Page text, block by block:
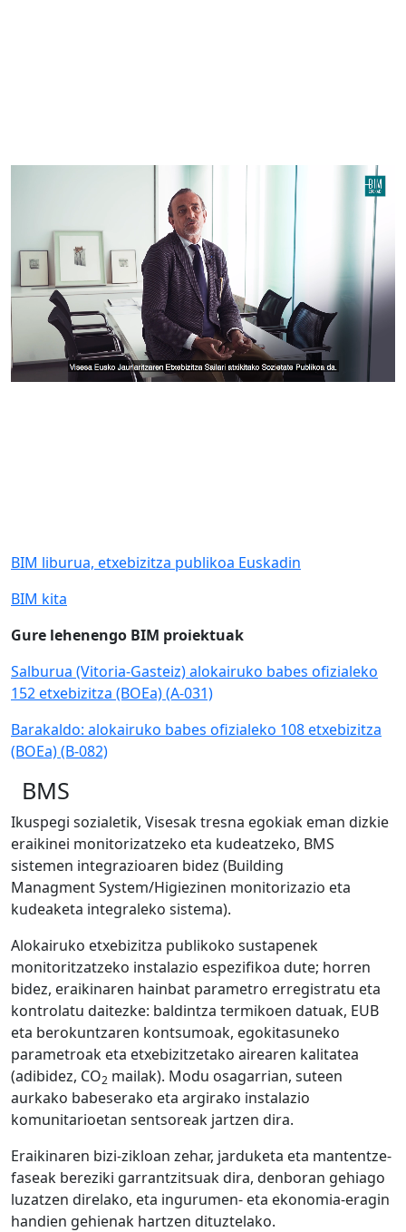
BIM liburua, etxebizitza publikoa Euskadin
BIM kita
Gure lehenengo BIM proiektuak
Salburua (Vitoria-Gasteiz) alokairuko babes ofizialeko
152 etxebizitza (BOEa) (A-031)
Barakaldo: alokairuko babes ofizialeko 108 etxebizitza
(BOEa) (B-082)
BMS
Ikuspegi sozialetik, Visesak tresna egokiak eman dizkie
eraikinei monitorizatzeko eta kudeatzeko, BMS
sistemen integrazioaren bidez (Building
Managment System/Higiezinen monitorizazio eta
kudeaketa integraleko sistema).
Alokairuko etxebizitza publikoko sustapenek
monitoritzatzeko instalazio espezifikoa dute; horren
bidez, eraikinaren hainbat parametro erregistratu eta
kontrolatu daitezke: baldintza termikoen datuak, EUB
eta berokuntzaren kontsumoak, egokitasuneko
parametroak eta etxebizitzetako airearen kalitatea
(adibidez, CO2 mailak). Modu osagarrian, suteen
aurkako babeserako eta argirako instalazio
komunitarioetan sentsoreak jartzen dira.
Eraikinaren bizi-zikloan zehar, jarduketa eta mantentze-
faseak bereziki garrantzitsuak dira, denboran gehiago
luzatzen direlako, eta ingurumen- eta ekonomia-eragin
handien gehienak hartzen dituztelako.